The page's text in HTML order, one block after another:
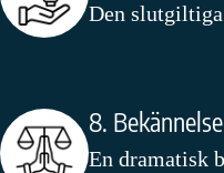
Den
8. Bekännelse
En dramatisk